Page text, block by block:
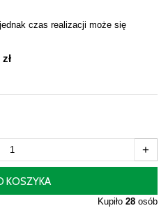
czas realizacji może się
+
KOSZYKA
Kupiło 28 osób